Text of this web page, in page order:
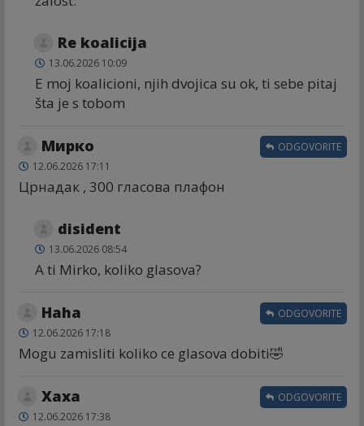
Re koalicija
13.06.2026 10:09
E moj koalicioni, njih dvojica su ok, ti sebe pitaj
šta je s tobom
Мирко
12.06.2026 17:11
Црнадак , 300 гласова плафон
ODGOVORITE
disident
13.06.2026 08:54
A ti Mirko, koliko glasova?
Haha
12.06.2026 17:18
Mogu zamisliti koliko ce glasova dobiti🤣
ODGOVORITE
Хаха
12.06.2026 17:38
ODGOVORITE